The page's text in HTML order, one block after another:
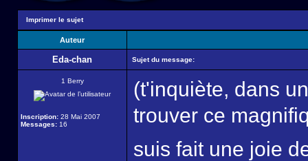
Imprimer le sujet
Auteur
Eda-chan Sujet du message:
1 Berry
Inscription: 28 Mai 2007
Messages: 16
(t'inquiète, dans
trouver ce
suis fait une joie